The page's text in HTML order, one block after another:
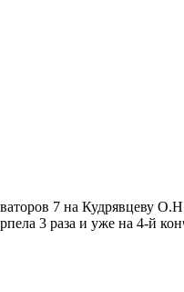
7 на Кудрявцеву
3 раза и уже на 4-й